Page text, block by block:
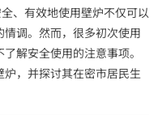
、有效地使用壁炉不仅可以
调。然而，很多初次使用
解安全使用的注意事项。
，并探讨其在密市居民生